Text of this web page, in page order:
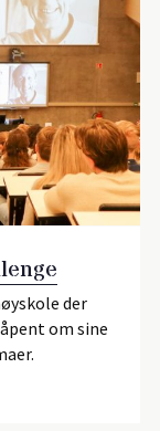
der
om sine